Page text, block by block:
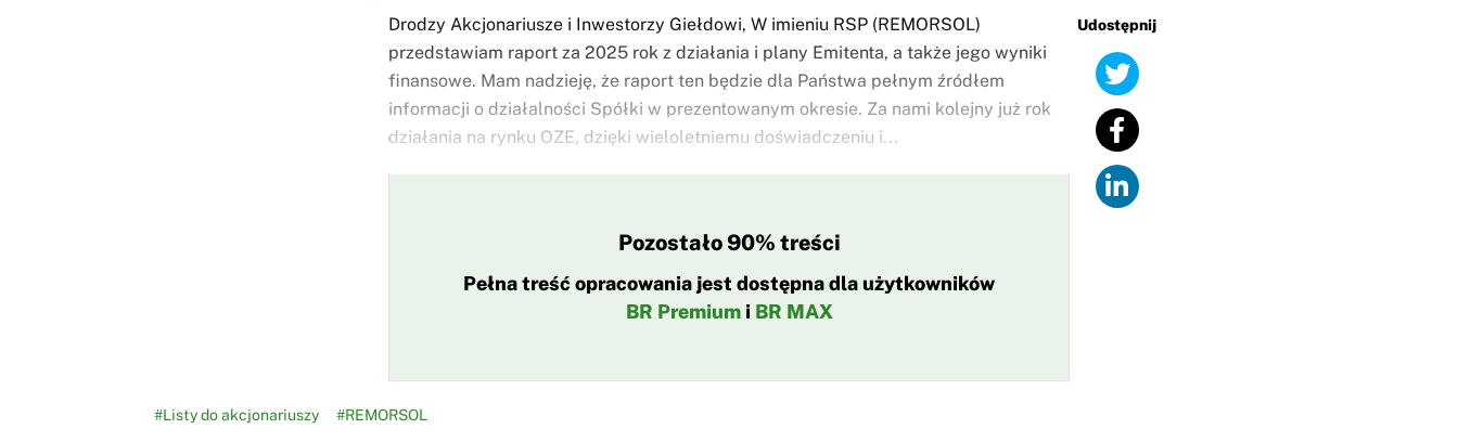
Udostępnij
Drodzy Akcjonariusze i Inwestorzy Giełdowi, W imieniu RSP (REMORSOL)
przedstawiam raport za 2025 rok z działania i plany Emitenta, a także jego wyniki
finansowe. Mam nadzieję, że raport ten będzie dla Państwa pełnym źródłem
informacji o działalności Spółki w prezentowanym okresie. Za nami kolejny już rok
działania na rynku OZE, dzięki wieloletniemu doświadczeniu i...
Pozostało 90% treści
Pełna treść opracowania jest dostępna dla użytkowników
BR Premiumi BR MAX
#Listy do akcjonariuszy #REMORSOL